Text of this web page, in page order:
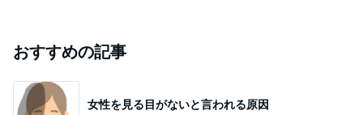
おすすめの記事
女性を見る目がないと言われる原因